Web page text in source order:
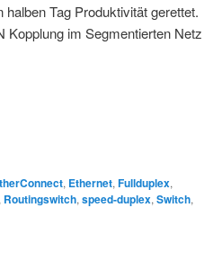
Tag Produktivität gerettet.
Kopplung im Segmentierten Netz
, Ethernet, Fullduplex,
Routingswitch, speed-duplex, Switch,